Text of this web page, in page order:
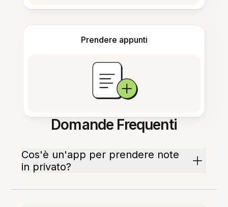
Prendere appunti
Domande Frequenti
Cos'è un'app per prendere note
in privato?